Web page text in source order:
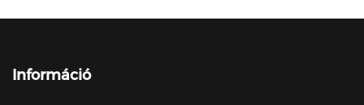
Információ